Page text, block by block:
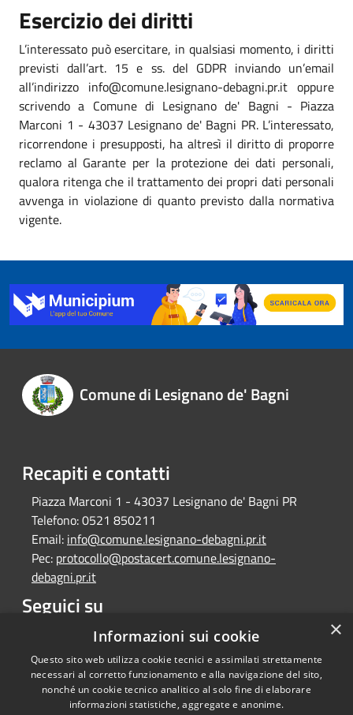
Esercizio dei diritti
L’interessato può esercitare, in qualsiasi momento, i diritti
previsti dall’art. 15 e ss. del GDPR inviando un’email
all’indirizzo info@comune.lesignano-debagni.pr.it oppure
scrivendo a Comune di Lesignano de' Bagni - Piazza
Marconi 1 - 43037 Lesignano de' Bagni PR. L’interessato,
ricorrendone i presupposti, ha altresì il diritto di proporre
reclamo al Garante per la protezione dei dati personali,
qualora ritenga che il trattamento dei propri dati personali
avvenga in violazione di quanto previsto dalla normativa
vigente.
Comune di Lesignano de' Bagni
Recapiti e contatti
Piazza Marconi 1 - 43037 Lesignano de' Bagni PR
Telefono:0521 850211
Email: info@comune.lesignano-debagni.pr.it
Pec: protocollo@postacert.comune.lesignano-
debagni.pr.it
Seguici su
Facebook
Copyright © 2026 • Comune di
×
Informazioni sui cookie
Questo sito web utilizza cookie tecnici e assimilati strettamente
necessari al corretto funzionamento e alla navigazione del sito,
nonché un cookie tecnico analitico al solo fine di elaborare
informazioni statistiche, aggregate e anonime.